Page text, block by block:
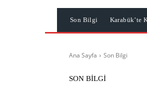
Son Bilgi Karabük’te
Ana Sayfa Son Bilgi
SON BILGI